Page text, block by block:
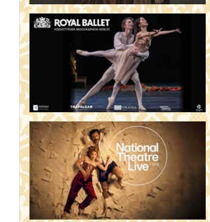
JEGYVÁSÁRLÁS
19:00 Díszterem
ODÜSSZEIA (16)